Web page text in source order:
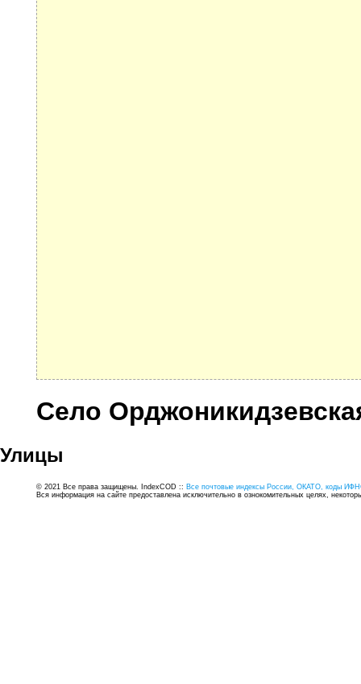
Село
Улицы
© 2021 Все права защищены. IndexCOD :: Все почтовые индексы России, ОКАТО, коды
Вся информация на сайте предоставлена исключительно в ознокомительных целях,